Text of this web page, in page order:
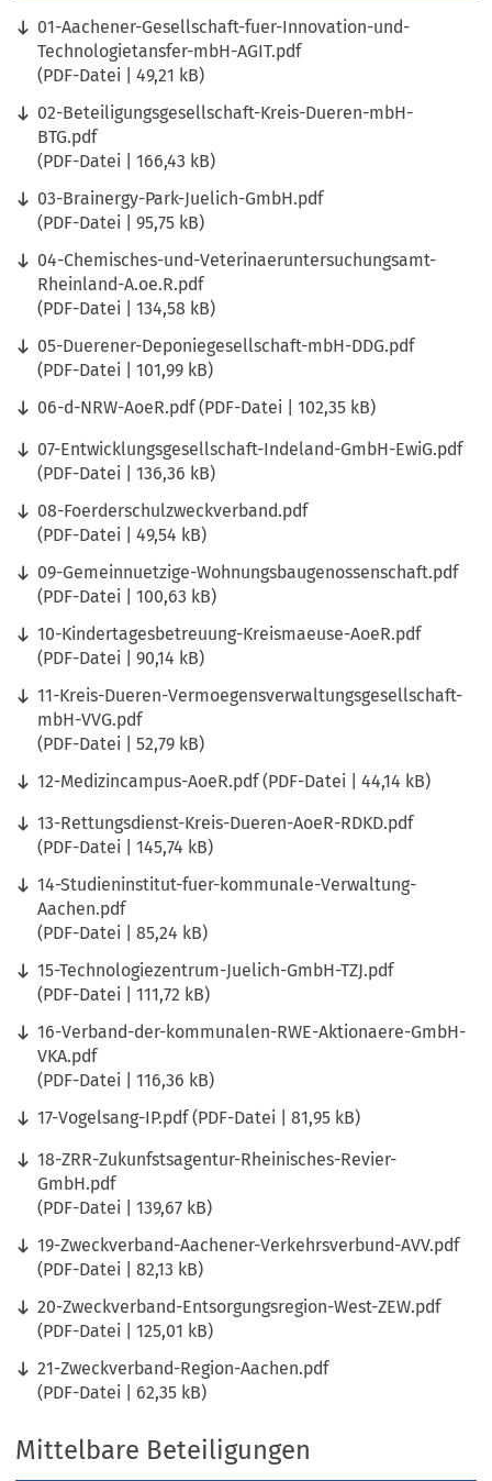
01-Aachener-Gesellschaft-fuer-Innovation-und-
Technologietansfer-mbH-AGIT.pdf
PDF-Datei
49,21 kB
02-Beteiligungsgesellschaft-Kreis-Dueren-mbH-
BTG.pdf
PDF-Datei
166,43 kB
03-Brainergy-Park-Juelich-GmbH.pdf
PDF-Datei
95,75 kB
04-Chemisches-und-Veterinaeruntersuchungsamt-
Rheinland-A.oe.R.pdf
PDF-Datei
134,58 kB
05-Duerener-Deponiegesellschaft-mbH-DDG.pdf
PDF-Datei
101,99 kB
06-d-NRW-AoeR.pdf PDF-Datei
102,35 kB
07-Entwicklungsgesellschaft-Indeland-GmbH-EwiG.pdf
PDF-Datei
136,36 kB
08-Foerderschulzweckverband.pdf
PDF-Datei
49,54 kB
09-Gemeinnuetzige-Wohnungsbaugenossenschaft.pdf
PDF-Datei
100,63 kB
10-Kindertagesbetreuung-Kreismaeuse-AoeR.pdf
PDF-Datei
90,14 kB
11-Kreis-Dueren-Vermoegensverwaltungsgesellschaft-
mbH-VVG.pdf
PDF-Datei
52,79 kB
12-Medizincampus-AoeR.pdf PDF-Datei
44,14 kB
13-Rettungsdienst-Kreis-Dueren-AoeR-RDKD.pdf
PDF-Datei
145,74 kB
14-Studieninstitut-fuer-kommunale-Verwaltung-
Aachen.pdf
PDF-Datei
85,24 kB
15-Technologiezentrum-Juelich-GmbH-TZJ.pdf
PDF-Datei
111,72 kB
16-Verband-der-kommunalen-RWE-Aktionaere-GmbH-
VKA.pdf
PDF-Datei
116,36 kB
17-Vogelsang-IP.pdf PDF-Datei
81,95 kB
18-ZRR-Zukunfstsagentur-Rheinisches-Revier-
GmbH.pdf
PDF-Datei
139,67 kB
19-Zweckverband-Aachener-Verkehrsverbund-AVV.pdf
PDF-Datei
82,13 kB
20-Zweckverband-Entsorgungsregion-West-ZEW.pdf
PDF-Datei
125,01 kB
21-Zweckverband-Region-Aachen.pdf
PDF-Datei 62,35 kB
Mittelbare Beteiligungen